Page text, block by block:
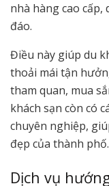
nhà hàng cao cấp,
đáo.
Điều này giúp du
thoải mái tận
tham quan, mua
khách sạn còn có
chuyên nghiệp,
đẹp của thành phố.
Dịch vụ